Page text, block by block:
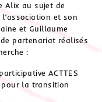
Alix au sujet de
et son
et Guillaume
partenariat réalisés
:
ACTTES
pour la transition